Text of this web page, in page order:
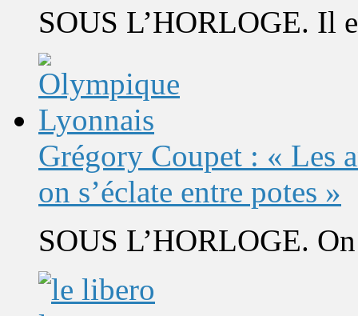
SOUS L’HORLOGE. Il
Grégory Coupet : « Les
on s’éclate entre potes »
SOUS L’HORLOGE.